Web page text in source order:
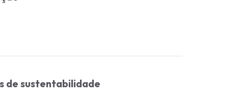
de sustentabilidade